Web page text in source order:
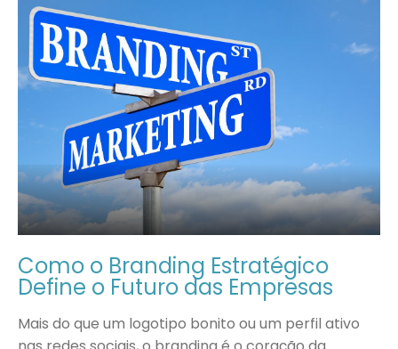
Como o Branding Estratégico
Define o Futuro das Empresas
Mais do que um logotipo bonito ou um perfil ativo